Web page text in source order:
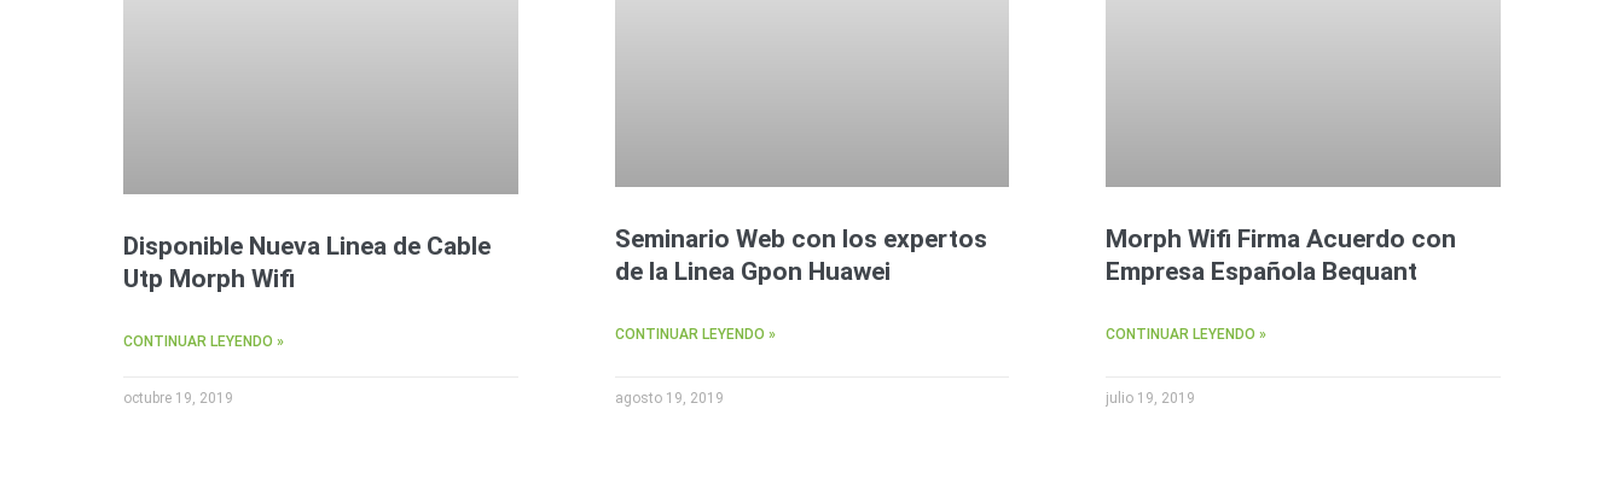
Disponible Nueva Linea de Cable
Utp Morph Wifi
CONTINUAR LEYENDO »
octubre 19, 2019
Seminario Web con los expertos
de la Linea Gpon Huawei
CONTINUAR LEYENDO »
agosto 19, 2019
Morph Wifi Firma Acuerdo con
Empresa Española Bequant
CONTINUAR LEYENDO »
julio 19, 2019